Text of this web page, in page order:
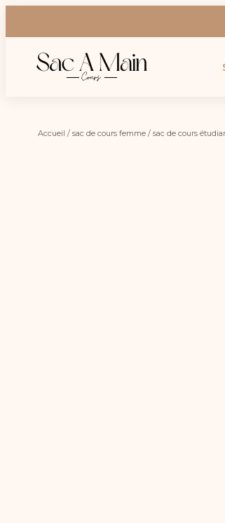
Accueil / sac de cours femme / sac de cours